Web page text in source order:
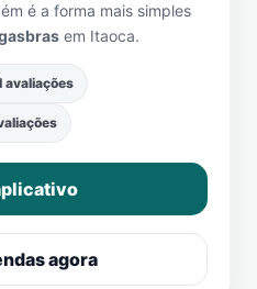
é a forma mais simples
em Itaoca.
avaliações
agora